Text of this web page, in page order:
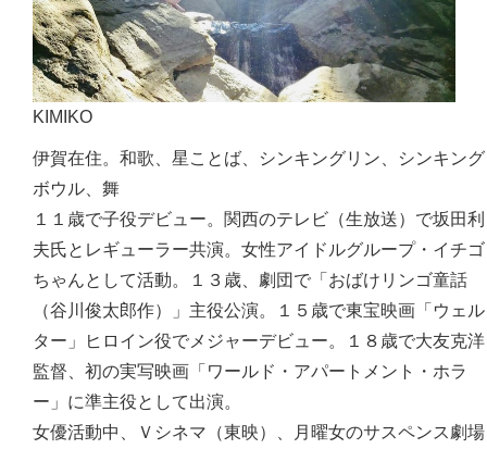
KIMIKO
伊賀在住。和歌、星ことば、シンキングリン、シンキング
ボウル、舞
１１歳で子役デビュー。関西のテレビ（生放送）で坂田利
夫氏とレギューラー共演。女性アイドルグループ・イチゴ
ちゃんとして活動。１３歳、劇団で「おばけリンゴ童話
（谷川俊太郎作）」主役公演。１５歳で東宝映画「ウェル
ター」ヒロイン役でメジャーデビュー。１８歳で大友克洋
監督、初の実写映画「ワールド・アパートメント・ホラ
ー」に準主役として出演。
女優活動中、Ｖシネマ（東映）、月曜女のサスペンス劇場